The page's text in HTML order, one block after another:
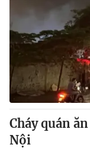
VTV Sức khoẻ
Thị trường 24h
VTV4
VTV9
Cháy quán
Nội